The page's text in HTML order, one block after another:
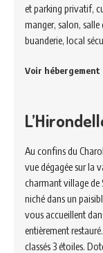
et parking privatif,
manger, salon, salle
buanderie, local
Voir hébergement
Au confins du
vue dégagée sur la
charmant village de
niché dans un
vous accueillent
entièrement
classés 3 étoiles.